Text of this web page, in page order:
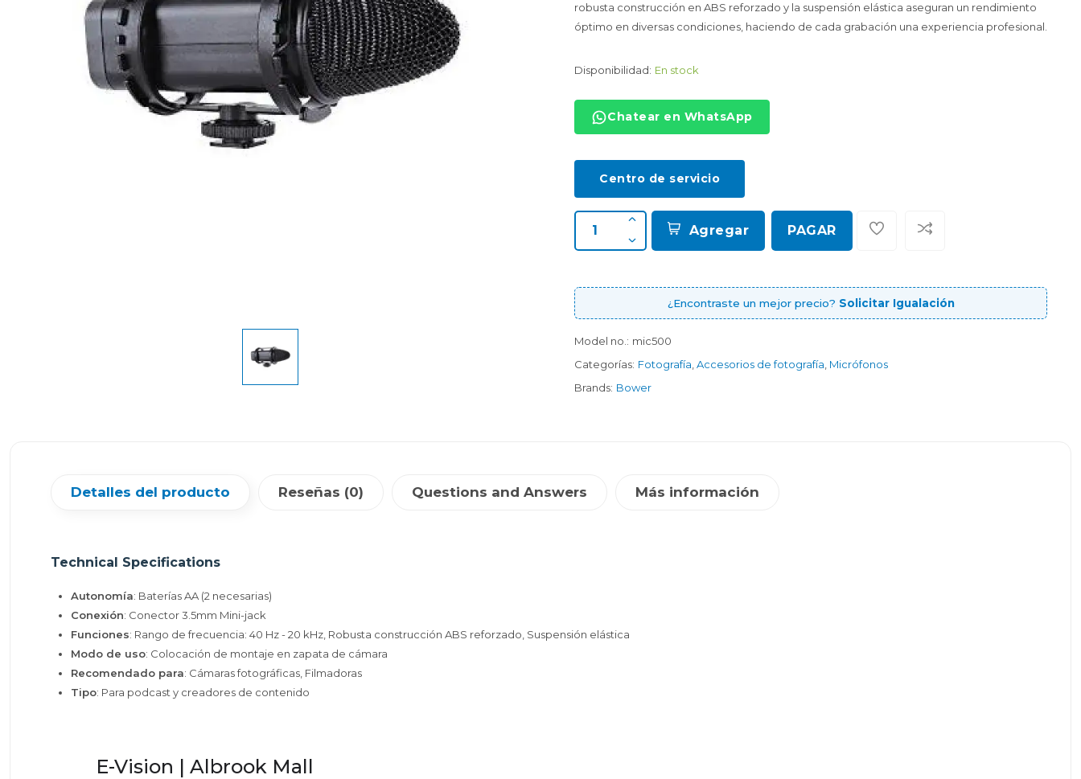
robusta construcción en ABS reforzado y la suspensión elástica aseguran un rendimiento
óptimo en diversas condiciones, haciendo de cada grabación una experiencia profesional.
Disponibilidad: En stock
Chatear en WhatsApp
Centro de servicio
Agregar PAGAR
¿Encontraste un mejor precio? Solicitar Igualación
Model no.: mic500
Categorías: Fotografía Accesorios de fotografía Micrófonos
Brands: Bower
Detalles del producto Reseñas (0) Questions and Answers Más información
Technical Specifications
Autonomía: Baterías AA (2 necesarias)
Conexión: Conector 3.5mm Mini-jack
Funciones: Rango de frecuencia: 40 Hz - 20 kHz, Robusta construcción ABS reforzado, Suspensión elástica
Modo de uso: Colocación de montaje en zapata de cámara
Recomendado para: Cámaras fotográficas, Filmadoras
Tipo: Para podcast y creadores de contenido
E-Vision | Albrook Mall